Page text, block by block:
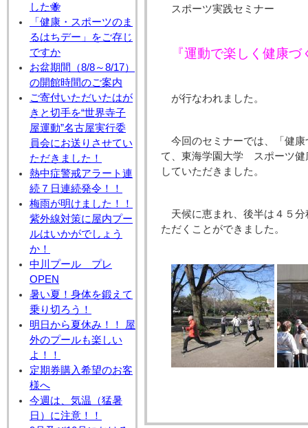
した🐝
「健康・スポーツのま
るはちデー」をご存じ
ですか
お盆期間（8/8～8/17）
の開館時間のご案内
ご寄付いただいたはが
きと切手を“世界寺子
屋運動”名古屋実行委
員会にお送りさせてい
ただきました！
熱中症警戒アラート連
続７日連続発令！！
梅雨が明けました！！
紫外線対策に屋内プー
ルはいかがでしょう
か！
中川プール プレ
OPEN
暑い夏！身体を鍛えて
乗り切ろう！
明日から夏休み！！ 屋
外のプールも楽しい
よ！！
定期券購入希望のお客
様へ
今週は、気温（猛暑
日）に注意！！
スポーツ実践セミナー
『運動で楽しく健康
が行なわれました。
今回のセミナーでは、「健
て、東海学園大学 スポーツ
していただきました。
天候に恵まれ、後半は４５
ただくことができました。